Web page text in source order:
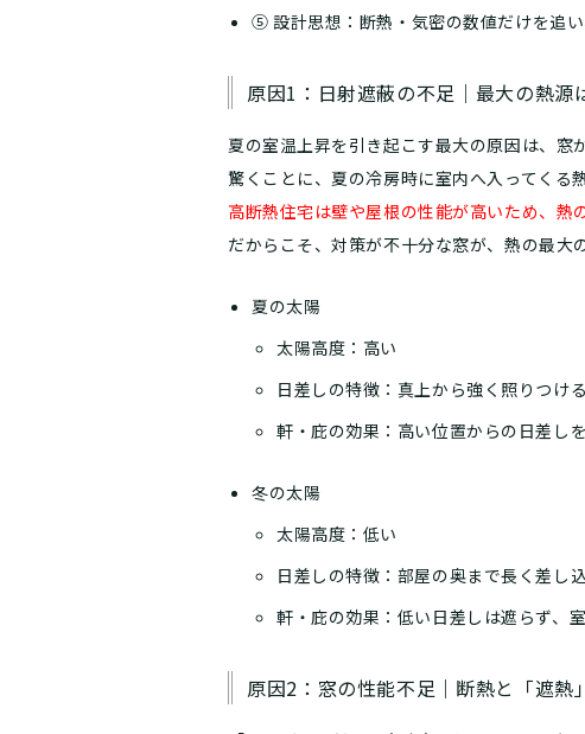
⑤ 設計思想：断熱・気密の数値だけを追
原因1：日射遮蔽の不足｜最大の熱源
夏の室温上昇を引き起こす最大の原因は、窓
驚くことに、夏の冷房時に室内へ入ってくる
高断熱住宅は壁や屋根の性能が高いため、熱
だからこそ、対策が不十分な窓が、熱の最大
夏の太陽
太陽高度：高い
日差しの特徴：真上から強く照りつける
軒・庇の効果：高い位置からの日差し
冬の太陽
太陽高度：低い
日差しの特徴：部屋の奥まで長く差し
軒・庇の効果：低い日差しは遮らず、
原因2：窓の性能不足｜断熱と「遮熱